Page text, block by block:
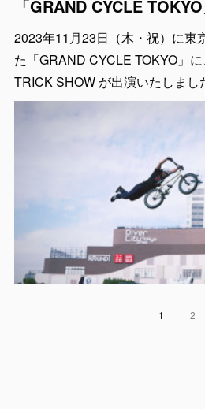
2023年11月23日（木・祝）に東
た「GRAND CYCLE TOKYO」
TRICK SHOW が出演いたしまし
1 2